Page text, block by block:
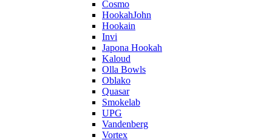
Cosmo
HookahJohn
Hookain
Invi
Japona Hookah
Kaloud
Olla Bowls
Oblako
Quasar
Smokelab
UPG
Vandenberg
Vortex